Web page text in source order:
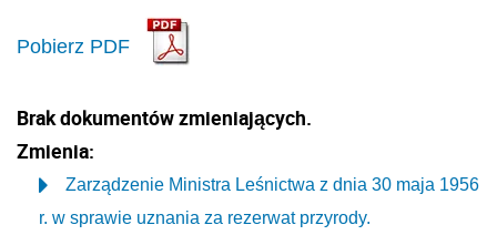
Pobierz PDF
Brak dokumentów zmieniających.
Zmienia:
Zarządzenie Ministra Leśnictwa z dnia 30 maja 1956
r. w sprawie uznania za rezerwat przyrody.